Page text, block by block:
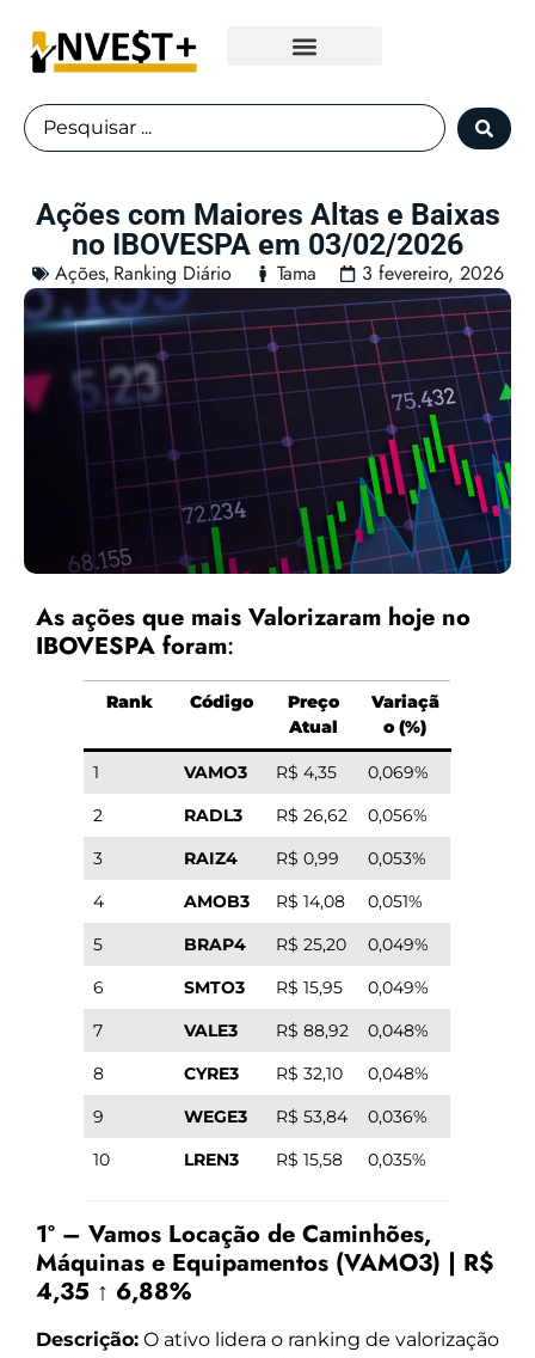
Ações com Maiores Altas e Baixas
no IBOVESPA em 03/02/2026
Ações, Ranking Diário Tama 3 fevereiro, 2026
As ações que mais Valorizaram hoje no
IBOVESPA foram:
Rank Código
Preço
Atual
Variaçã
o (%)
1 VAMO3 R$ 4,35
0,069%
2
RADL3 R$ 26,62
0,056%
3
RAIZ4 R$ 0,99
0,053%
4
AMOB3 R$ 14,08
0,051%
5
BRAP4 R$ 25,20
0,049%
6
SMTO3 R$ 15,95
0,049%
7
VALE3 R$ 88,92
0,048%
8
CYRE3 R$ 32,10
0,048%
9
WEGE3 R$ 53,84
0,036%
10
LREN3 R$ 15,58 0,035%
1º – Vamos Locação de Caminhões,
Máquinas e Equipamentos (VAMO3) | R$
4,35 ↑ 6,88%
Descrição: O ativo lidera o ranking de valorização